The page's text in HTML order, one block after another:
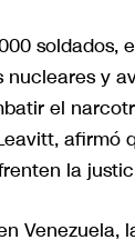
soldados,
y
el
afirmó
la
Venezuela,